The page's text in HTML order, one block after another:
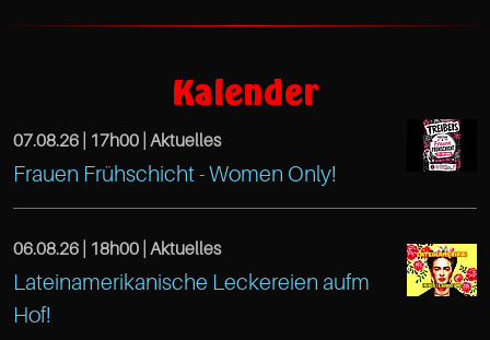
https://www.facebook.com/
Altona
Hamburg
22765
Kalender
07.08.26 | 17h00 | Aktuelles
Frauen Frühschicht - Women Only!
https://www.facebook.com/
Café
Treibeis
Altona
06.08.26 | 18h00 | Aktuelles
Lateinamerikanische Leckereien aufm
Hof!
https://www.facebook.com/